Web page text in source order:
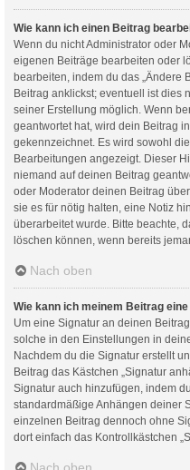
Wie kann ich einen Beitrag
Wenn du nicht Administrator oder
eigenen Beiträge bearbeiten oder
bearbeiten, indem du das „Ändere
Beitrag anklickst; eventuell ist dies
seiner Erstellung möglich. Wenn
geantwortet hat, wird dein Beitrag
gekennzeichnet. Es wird sowohl
Bearbeitungen angezeigt. Dieser
niemand auf deinen Beitrag
oder Moderator deinen Beitrag
sie es für nötig halten, eine Notiz
überarbeitet wurde. Bitte beachte,
löschen können, wenn bereits
Nach oben
Wie kann ich meinem Beitrag
Um eine Signatur an deinen
solche in den Einstellungen in
Nachdem du die Signatur erstellt
Beitrag das Kästchen „Signatur
Signatur auch hinzufügen, indem
standardmäßige Anhängen deiner
einzelnen Beitrag dennoch ohne
dort einfach das Kontrollkästchen
Nach oben